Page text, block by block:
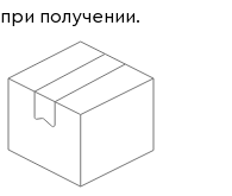
при получении.